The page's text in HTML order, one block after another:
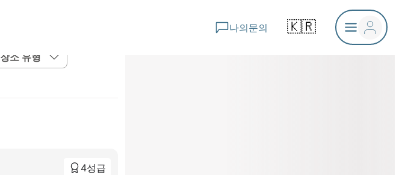
나의문의 🇰🇷
장소 유형
4성급